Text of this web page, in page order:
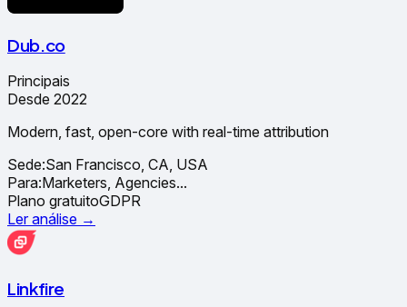
Dub.co
Principais
Desde 2022
Modern, fast, open-core with real-time attribution
Sede:San Francisco, CA, USA
Para:Marketers, Agencies...
Plano gratuitoGDPR
Ler análise →
Linkfire